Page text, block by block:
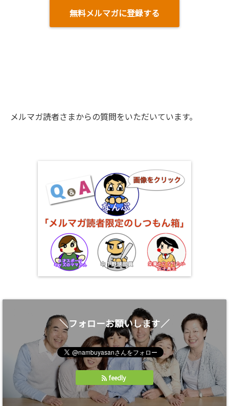
無料メルマガに登録する
メルマガ読者さまからの質問をいただいています。
＼フォローお願いします／
feedly